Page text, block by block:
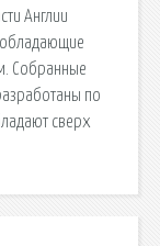
Англии
обладающие
Собранные
по
сверх